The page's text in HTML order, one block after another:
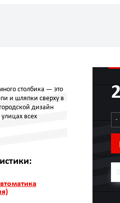
столбика — это
и шляпки сверху в
дизайн
всех
-